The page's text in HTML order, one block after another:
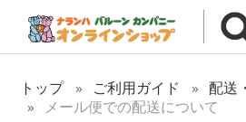
トップ ご利用ガイド
配送
メール便での配送について